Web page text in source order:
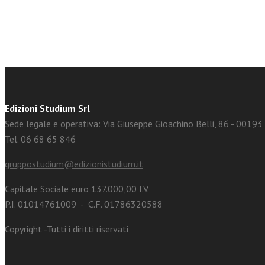
Edizioni Studium Srl
Sede legale e operativa: Via Giuseppe Gioachino Belli, 86 - 00193
Tel. 06 68 65 846
gruppostudium@edizionistudium.it
Capitale Sociale euro 137.000,00 I.V.
P.I. 01014761009 - C.F. 01786320588
Copyright -Tutti i diritti riservati